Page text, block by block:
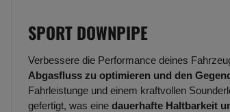
SPORT DOWNPIPE
Verbessere die Performance deines
Abgasfluss zu optimieren und den
Fahrleistunge und einem kraftvollen
gefertigt, was eine dauerhafte Haltbarkeit